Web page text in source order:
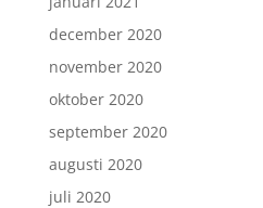
december 2020
november 2020
oktober 2020
september 2020
augusti 2020
juli 2020